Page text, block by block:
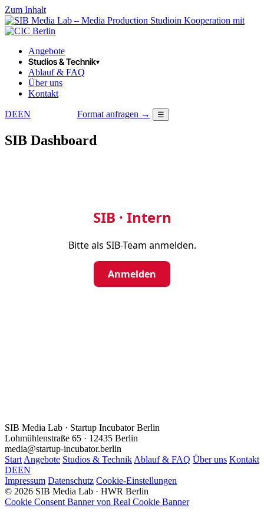
Zum Inhalt
in Kooperation mit
Angebote
Studios & Technik▾
Ablauf & FAQ
Über uns
Kontakt
DEEN Format anfragen → ☰
SIB Dashboard
SIB · Intern
Bitte als SIB-Team anmelden.
Anmelden
SIB Media Lab · Startup Incubator Berlin
Lohmühlenstraße 65 · 12435 Berlin
media@startup-incubator.berlin
Start Angebote Studios & Technik Ablauf & FAQ Über uns Kontakt
DEEN
Impressum Datenschutz Cookie-Einstellungen
© 2026 SIB Media Lab · HWR Berlin
Cookie Consent Banner von Real Cookie Banner